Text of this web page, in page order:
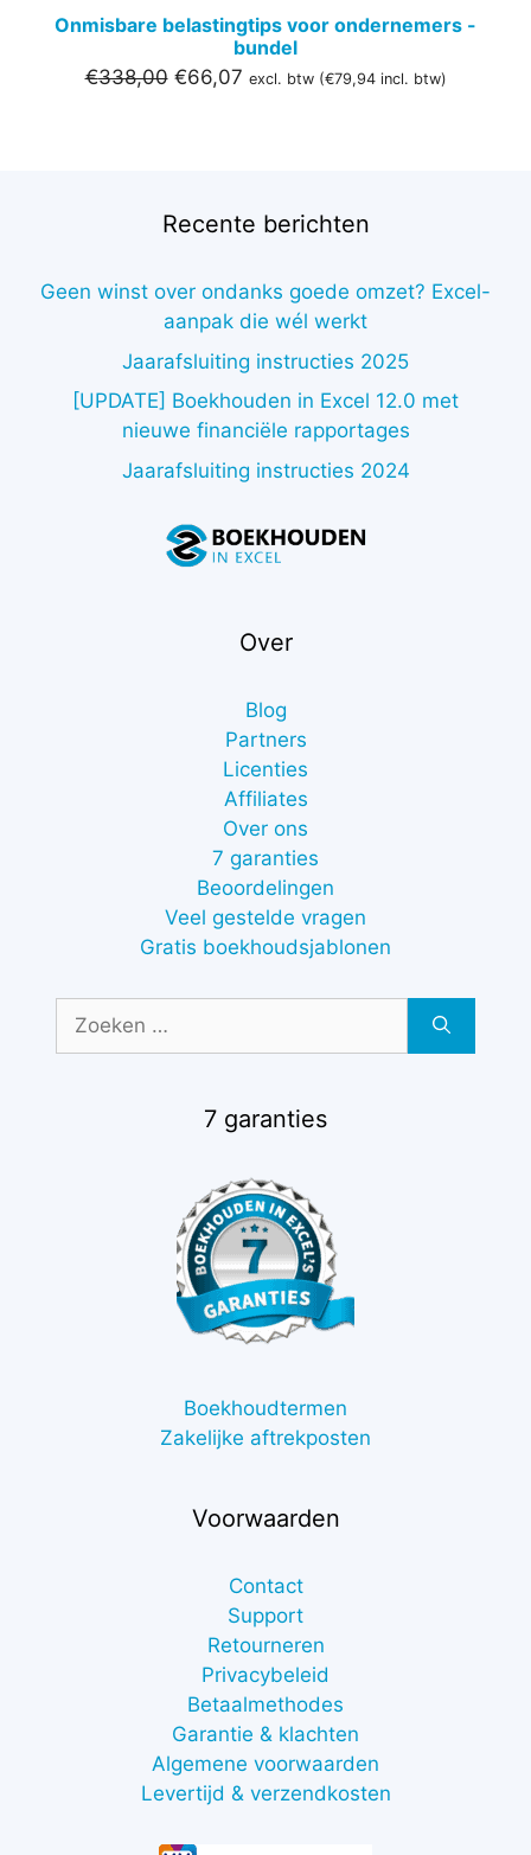
Onmisbare belastingtips voor ondernemers -
bundel
€338,00 Oorspronkelijke
€66,07Huidige
excl. btw (€79,94incl. btw)
Recente berichten
Geen winst over ondanks goede omzet? Excel-
aanpak die wél werkt
Jaarafsluiting instructies 2025
[UPDATE] Boekhouden in Excel 12.0 met
nieuwe financiële rapportages
Jaarafsluiting instructies 2024
Over
Blog
Partners
Licenties
Affiliates
Over ons
7 garanties
Beoordelingen
Veel gestelde vragen
Gratis boekhoudsjablonen
naar:
7 garanties
Boekhoudtermen
Zakelijke aftrekposten
Voorwaarden
Contact
Support
Retourneren
Privacybeleid
Betaalmethodes
Garantie & klachten
Algemene voorwaarden
Levertijd & verzendkosten